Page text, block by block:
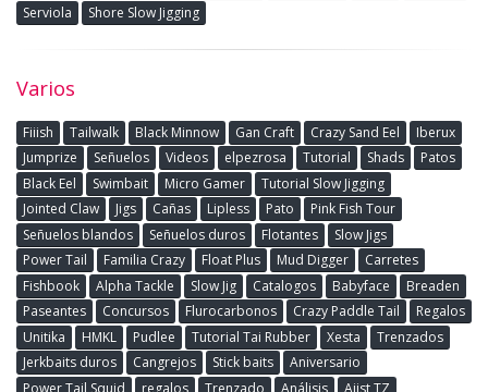
Serviola
Shore Slow Jigging
Varios
Fiiish Tailwalk Black Minnow Gan Craft Crazy Sand Eel
Iberux
Jumprize
Señuelos Videos elpezrosa Tutorial Shads
Patos
Black Eel
Swimbait Micro Gamer
Tutorial Slow Jigging
Jointed Claw
Jigs Cañas Lipless Pato
Pink Fish Tour
Señuelos blandos
Señuelos duros Flotantes
Slow Jigs
Power Tail
Familia Crazy Float Plus Mud Digger
Carretes
Fishbook
Alpha Tackle Slow Jig Catalogos Babyface
Breaden
Paseantes
Concursos Flurocarbonos Crazy Paddle Tail
Regalos
Unitika
HMKL Pudlee Tutorial Tai Rubber Xesta
Trenzados
Jerkbaits duros
Cangrejos Stick baits
Aniversario
Power Tail Squid
regalos Trenzado Análisis
Ajist TZ